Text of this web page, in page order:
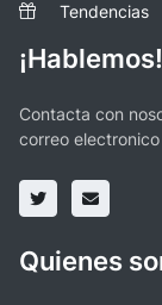
Tendencias
¡Hablemos!
Contacta con
correo electronico
Quienes